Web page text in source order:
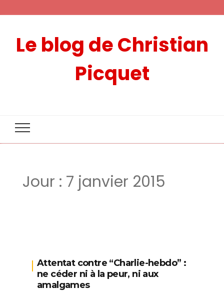
Le blog de Christian
Picquet
Jour : 7 janvier 2015
Attentat contre “Charlie-hebdo” :
ne céder ni à la peur, ni aux
amalgames